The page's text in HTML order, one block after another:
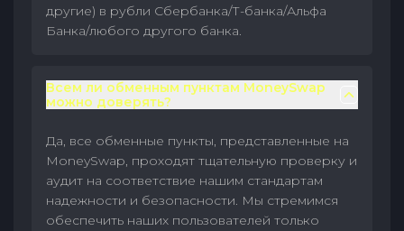
другие) в рубли Сбербанка/Т-банка/Альфа
Банка/любого другого банка.
Всем ли обменным пунктам MoneySwap
можно доверять?
Да, все обменные пункты, представленные на
MoneySwap, проходят тщательную проверку и
аудит на соответствие нашим стандартам
надежности и безопасности. Мы стремимся
обеспечить наших пользователей только